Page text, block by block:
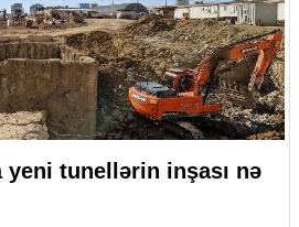
yeni tunellərin inşası nə